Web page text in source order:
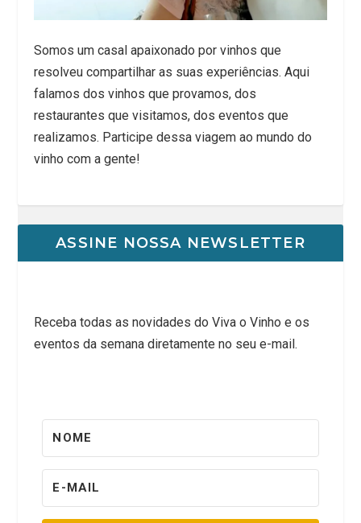
Somos um casal apaixonado por vinhos que
resolveu compartilhar as suas experiências. Aqui
falamos dos vinhos que provamos, dos
restaurantes que visitamos, dos eventos que
realizamos. Participe dessa viagem ao mundo do
vinho com a gente!
ASSINE NOSSA NEWSLETTER
Receba todas as novidades do Viva o Vinho e os
eventos da semana diretamente no seu e-mail.